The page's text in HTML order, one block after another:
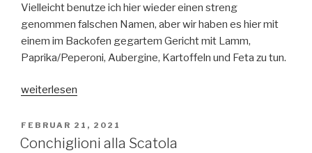
Vielleicht benutze ich hier wieder einen streng
genommen falschen Namen, aber wir haben es hier mit
einem im Backofen gegartem Gericht mit Lamm,
Paprika/Peperoni, Aubergine, Kartoffeln und Feta zu tun.
„Güveç“
weiterlesen
VERÖFFENTLICHT
AM
FEBRUAR 21, 2021
Conchiglioni alla Scatola